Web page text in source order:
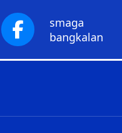
smaga
bangkalan